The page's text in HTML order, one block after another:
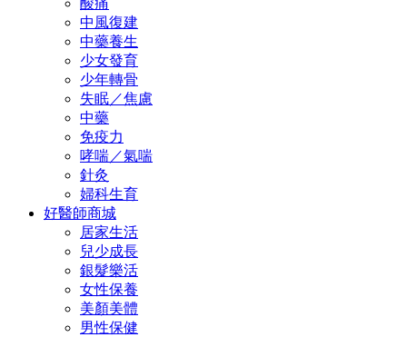
酸痛
中風復建
中藥養生
少女發育
少年轉骨
失眠／焦慮
中藥
免疫力
哮喘／氣喘
針灸
婦科生育
好醫師商城
居家生活
兒少成長
銀髮樂活
女性保養
美顏美體
男性保健